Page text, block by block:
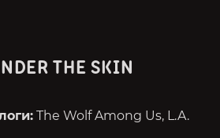
THE SKIN
The Wolf Among Us, L.A.